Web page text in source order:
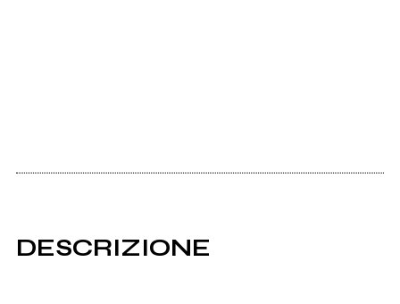
DESCRIZIONE